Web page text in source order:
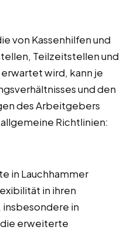
von Kassenhilfen und
Teilzeitstellen und
wird, kann je
und den
des Arbeitgebers
Richtlinien:
in Lauchhammer
in ihren
in
erweiterte